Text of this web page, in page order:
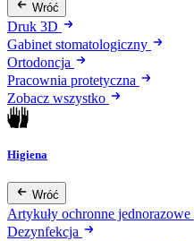
Wróć
Druk 3D
Gabinet stomatologiczny
Ortodoncja
Pracownia protetyczna
Zobacz wszystko
Higiena
Wróć
Artykuły ochronne jednorazowe
Dezynfekcja